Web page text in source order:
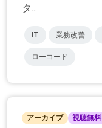
タ...
IT 業務改善
ローコード
アーカイブ 視聴無料